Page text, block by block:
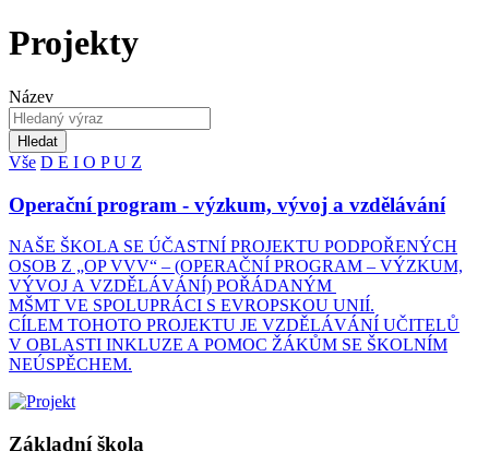
Projekty
Název
Hledat
Vše D E I O PU Z
Operační program - výzkum, vývoj a vzdělávání
NAŠE ŠKOLA SE ÚČASTNÍ PROJEKTU PODPOŘENÝCH
OSOB Z „OP VVV“ – (OPERAČNÍ PROGRAM – VÝZKUM,
VÝVOJ A VZDĚLÁVÁNÍ) POŘÁDANÝM
MŠMT VE SPOLUPRÁCI S EVROPSKOU UNIÍ.
CÍLEM TOHOTO PROJEKTU JE VZDĚLÁVÁNÍ UČITELŮ
V OBLASTI INKLUZE A POMOC ŽÁKŮM SE ŠKOLNÍM
NEÚSPĚCHEM.
Základní škola